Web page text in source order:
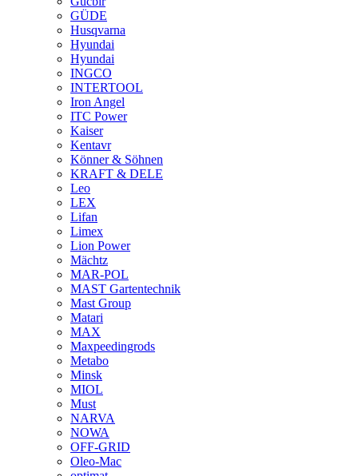
GÜDE
Husqvarna
Hyundai
Hyundai
INGCO
INTERTOOL
Iron Angel
ITC Power
Kaiser
Kentavr
Könner & Söhnen
KRAFT & DELE
Leo
LEX
Lifan
Limex
Lion Power
Mächtz
MAR-POL
MAST Gartentechnik
Mast Group
Matari
MAX
Maxpeedingrods
Metabo
Minsk
MIOL
Must
NARVA
NOWA
OFF-GRID
Oleo-Mac